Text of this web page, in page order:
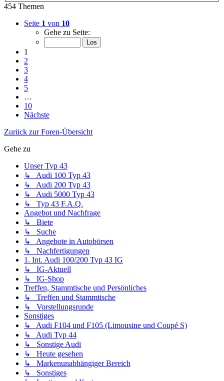
454 Themen
Seite 1 von 10
Gehe zu Seite:
1
2
3
4
5
…
10
Nächste
Zurück zur Foren-Übersicht
Gehe zu
Unser Typ 43
↳ Audi 100 Typ 43
↳ Audi 200 Typ 43
↳ Audi 5000 Typ 43
↳ Typ 43 F.A.Q.
Angebot und Nachfrage
↳ Biete
↳ Suche
↳ Angebote in Autobörsen
↳ Nachfertigungen
1. Int. Audi 100/200 Typ 43 IG
↳ IG-Aktuell
↳ IG-Shop
Treffen, Stammtische und Persönliches
↳ Treffen und Stammtische
↳ Vorstellungsrunde
Sonstiges
↳ Audi F104 und F105 (Limousine und Coupé S)
↳ Audi Typ 44
↳ Sonstige Audi
↳ Heute gesehen
↳ Markenunabhängiger Bereich
↳ Sonstiges